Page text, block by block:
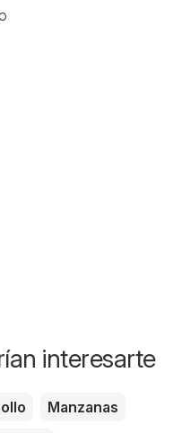
interesarte
Manzanas